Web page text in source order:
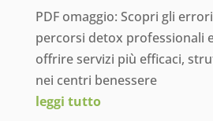
PDF omaggio: Scopri gli
percorsi detox professionali
offrire servizi più efficaci,
nei centri benessere
leggi tutto